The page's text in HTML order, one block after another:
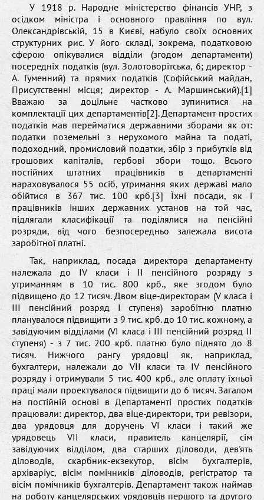
У 1918 р. Народне міністерство фінансів УНР, з
осідком міністра і основного правління по вул.
Олександрівській, 15 в Києві, набуло своїх основних
структурних рис. У його складі, зокрема, податковою
сферою опікувалися відділи (згодом департаменти)
посередніх податків (вул. Золотоворітська, 6; директор -
А. Гуменний) та прямих податків (Софійський майдан,
Присутственні місця; директор - А. Маршинський).[1]
Вважаю за доцільне частково зупинитися на
комплектації цих департаментів[2]. Департамент простих
податків мав перейматися державними зборами як от:
податки поземельні з нерухомого майна та податі,
подоходний, промисловий податки, збір з прибутків від
грошових капіталів, гербові збори тощо. Всього
постійних штатних працівників в департаменті
нараховувалося 55 осіб, утримання яких державі мало
обійтися в 367 тис. 100 крб.[3] Їхні посади, як і
працівників інших державних установ на той час,
підлягали класифікації та поділялися на пенсійні
розряди, від чого безпосередньо залежала висота
заробітної платні.
Так, наприклад, посада директора департаменту
належала до IV класи і ІІ пенсійного розряду з
утриманням в 10 тис. 800 крб., яке згодом було
підвищено до 12 тисяч. Двом віце-директорам (V класа і
ІІІ пенсійний розряд І ступеня) заробітню платню
планувалося підвищити з 9 тис. крб. до 10 тис. кожному, а
завідуючим відділами (VІ класа і ІІІ пенсійний розряд ІІ
ступеня) - з 7 тис. 200 крб. платню було піднято до 8
тисяч. Нижчого рангу урядовці як, наприклад,
бухгалтери, належали до VІІ класи та ІV пенсійного
розряду і отримували 5 тис. 400 крб., але оплату їхньої
праці мали проектувалося підвищити до 6 тисяч. Загалом
на постійній основі в Департаменті простих податків
працювали: директор, два віце-директори, три ревізори,
два урядовця для доручень VI класи і такий же
урядовець VII класи, правитель канцелярії, сім
завідуючих відділом, два старших діловоди, дев'ять
діловодів, скарбник-екзекутор, вісім бухгалтерів,
архіваріус, вісім помічників діловодів, регістратор та
вісім помічників бухгалтерів. Департамент також наймав
на роботу канцелярських урядовців першого та другого